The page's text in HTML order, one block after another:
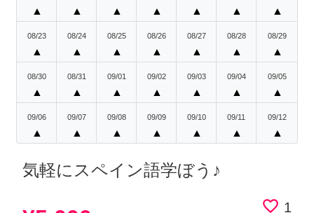
▲ ▲ ▲ ▲ ▲ ▲ ▲
08/23
▲
08/24
▲
08/25
▲
08/26
▲
08/27
▲
08/28
▲
08/29
▲
08/30
▲
08/31
▲
09/01
▲
09/02
▲
09/03
▲
09/04
▲
09/05
▲
09/06
▲
09/07
▲
09/08
▲
09/09
▲
09/10
▲
09/11
▲
09/12
▲
気軽にスペイン語学ぼう♪
favorite_border 1